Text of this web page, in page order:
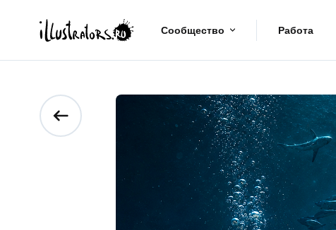
Сообщество Работа